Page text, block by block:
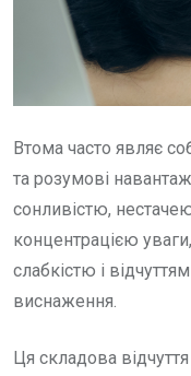
Втома часто являє
та розумові
сонливістю,
концентрацією
слабкістю і
виснаження.
Ця складова